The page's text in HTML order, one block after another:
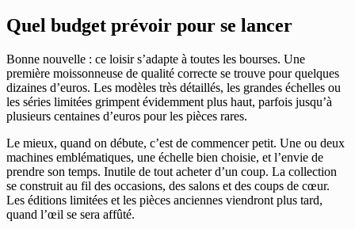
Quel budget prévoir pour se lancer
Bonne nouvelle : ce loisir s’adapte à toutes les bourses. Une
première moissonneuse de qualité correcte se trouve pour quelques
dizaines d’euros. Les modèles très détaillés, les grandes échelles ou
les séries limitées grimpent évidemment plus haut, parfois jusqu’à
plusieurs centaines d’euros pour les pièces rares.
Le mieux, quand on débute, c’est de commencer petit. Une ou deux
machines emblématiques, une échelle bien choisie, et l’envie de
prendre son temps. Inutile de tout acheter d’un coup. La collection
se construit au fil des occasions, des salons et des coups de cœur.
Les éditions limitées et les pièces anciennes viendront plus tard,
quand l’œil se sera affûté.